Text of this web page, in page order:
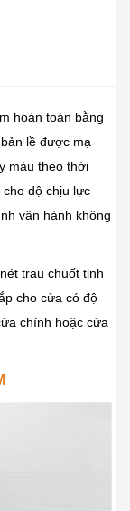
hoàn toàn bằng
lề được mạ
màu theo thời
dộ chịu lực
vận hành không
trau chuốt tinh
cho cửa có độ
chính hoặc cửa